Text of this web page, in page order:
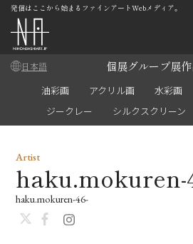
発信はここから始まるファインアートWebメディア。
日本語 個展グループ展
油彩画 アクリル画 水彩画
ジークレー
シルクスクリーン
Artist
haku.mokuren-
haku.mokuren-46-